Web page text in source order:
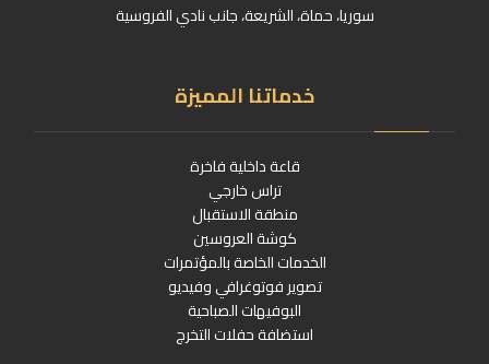
سوريا، حماة، الشريعة، جانب نادي الفروسية
خدماتنا المميزة
قاعة داخلية فاخرة
تراس خارجي
منطقة الاستقبال
كوشة العروسين
الخدمات الخاصة بالمؤتمرات
تصوير فوتوغرافي وفيديو
البوفيهات الصباحية
استضافة حفلات التخرج